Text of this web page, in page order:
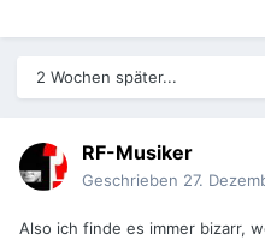
2 Wochen später...
RF-Musiker
Geschrieben 27.
Also ich finde es immer bizarr,